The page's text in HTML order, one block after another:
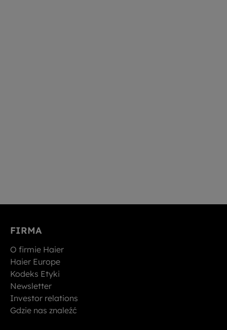
FIRMA
O firmie Haier
Haier Europe
Kodeks Etyki
Newsletter
Investor relations
Gdzie nas znaleźć